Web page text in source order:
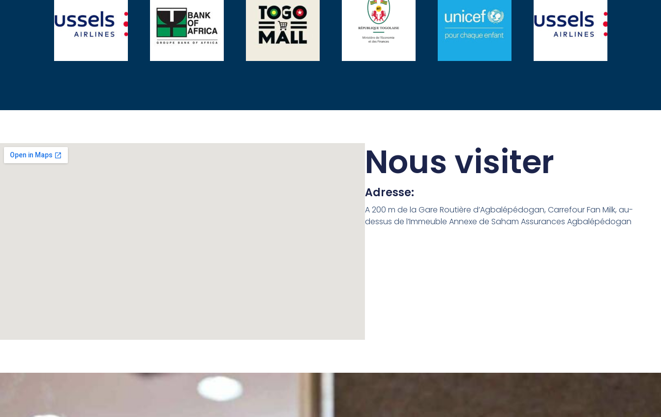
Nous visiter
Adresse:
A 200 m de la Gare Routière d’Agbalépédogan, Carrefour Fan Milk, au-
dessus de l’Immeuble Annexe de Saham Assurances Agbalépédogan